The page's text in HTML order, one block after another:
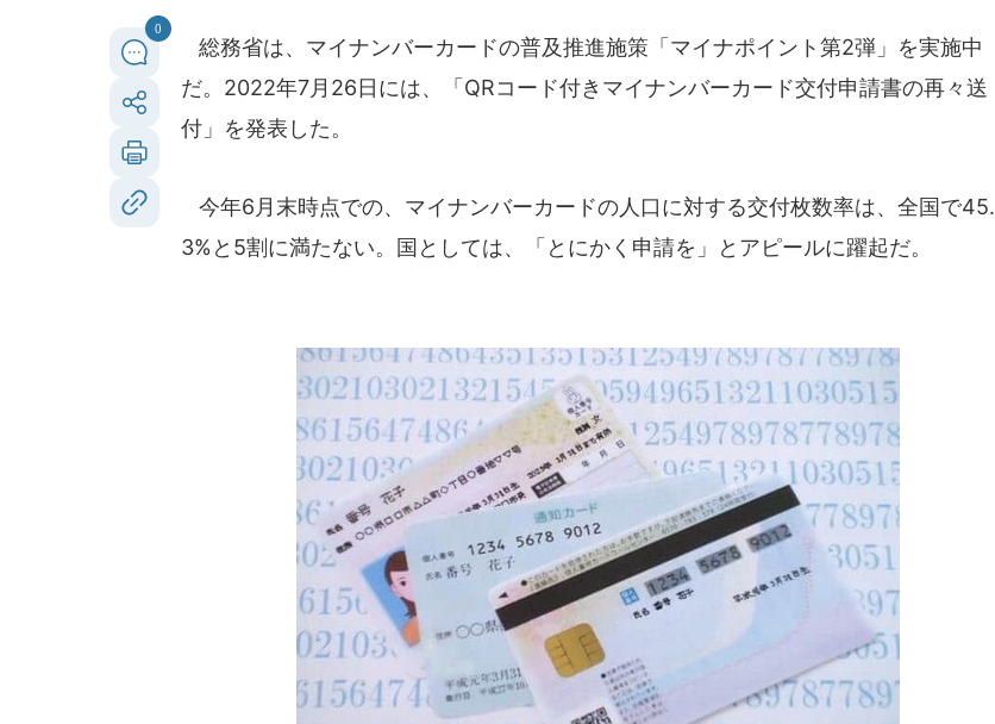
0
総務省は、マイナンバーカードの普及推進施策「マイナポイント第2弾」を実施中
だ。2022年7月26日には、「QRコード付きマイナンバーカード交付申請書の再々送
付」を発表した。
今年6月末時点での、マイナンバーカードの人口に対する交付枚数率は、全国で45.
3%と5割に満たない。国としては、「とにかく申請を」とアピールに躍起だ。